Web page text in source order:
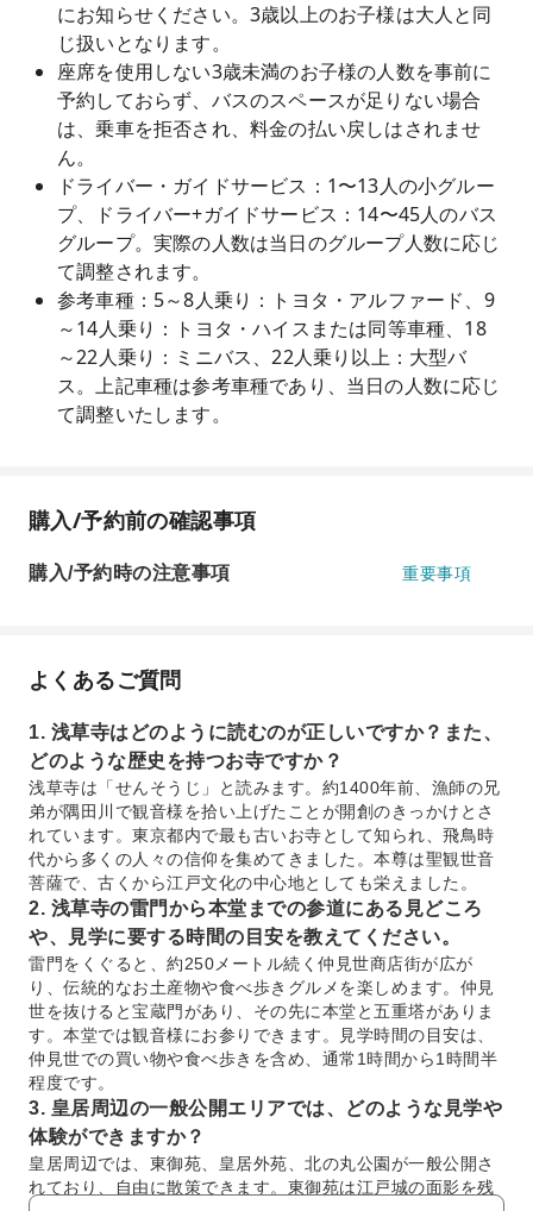
にお知らせください。3歳以上のお子様は大人と同
じ扱いとなります。
座席を使用しない3歳未満のお子様の人数を事前に
予約しておらず、バスのスペースが足りない場合
は、乗車を拒否され、料金の払い戻しはされませ
ん。
ドライバー・ガイドサービス：1〜13人の小グルー
プ、ドライバー+ガイドサービス：14〜45人のバス
グループ。実際の人数は当日のグループ人数に応じ
て調整されます。
参考車種：5～8人乗り：トヨタ・アルファード、9
～14人乗り：トヨタ・ハイスまたは同等車種、18
～22人乗り：ミニバス、22人乗り以上：大型バ
ス。上記車種は参考車種であり、当日の人数に応じ
て調整いたします。
購入/予約前の確認事項
購入/予約時の注意事項 重要事項
よくあるご質問
1. 浅草寺はどのように読むのが正しいですか？また、
どのような歴史を持つお寺ですか？
浅草寺は「せんそうじ」と読みます。約1400年前、漁師の兄
弟が隅田川で観音様を拾い上げたことが開創のきっかけとさ
れています。東京都内で最も古いお寺として知られ、飛鳥時
代から多くの人々の信仰を集めてきました。本尊は聖観世音
菩薩で、古くから江戸文化の中心地としても栄えました。
2. 浅草寺の雷門から本堂までの参道にある見どころ
や、見学に要する時間の目安を教えてください。
雷門をくぐると、約250メートル続く仲見世商店街が広が
り、伝統的なお土産物や食べ歩きグルメを楽しめます。仲見
世を抜けると宝蔵門があり、その先に本堂と五重塔がありま
す。本堂では観音様にお参りできます。見学時間の目安は、
仲見世での買い物や食べ歩きを含め、通常1時間から1時間半
程度です。
3. 皇居周辺の一般公開エリアでは、どのような見学や
体験ができますか？
皇居周辺では、東御苑、皇居外苑、北の丸公園が一般公開さ
れており、自由に散策できます。東御苑は江戸城の面影を残